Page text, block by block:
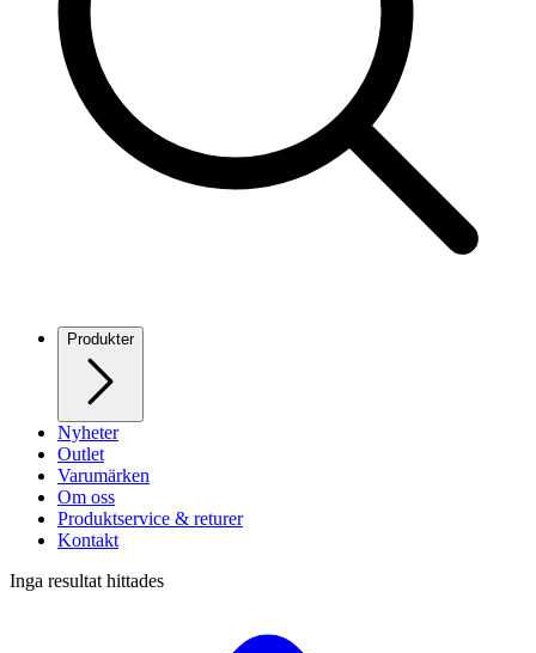
Produkter
Nyheter
Outlet
Varumärken
Om oss
Produktservice & returer
Kontakt
Inga resultat hittades